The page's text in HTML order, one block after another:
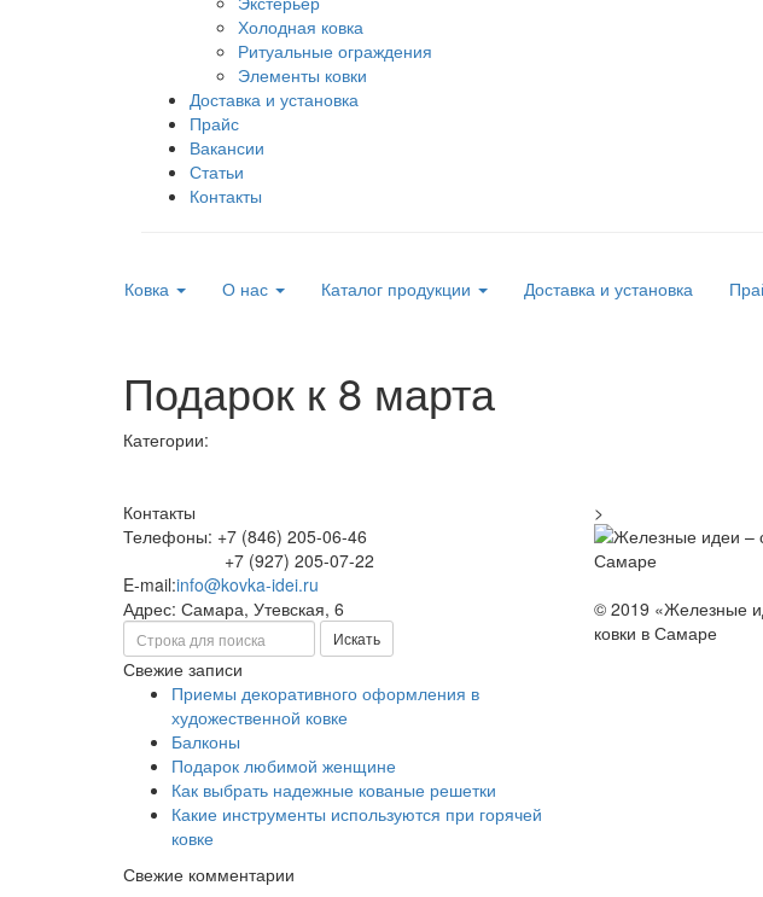
Холодная ковка
Ритуальные ограждения
Элементы ковки
Доставка и установка
Прайс
Вакансии
Статьи
Контакты
Ковка О нас Каталог продукции Доставка и установка
Подарок к 8 марта
Категории:
Контакты
Телефоны: +7 (846) 205-06-46
+7 (927) 205-07-22
E-mail:info@kovka-idei.ru
Адрес: Самара, Утевская, 6
Поиск
Искать
Свежие записи
Приемы декоративного оформления в
художественной ковке
Балконы
Подарок любимой женщине
Как выбрать надежные кованые решетки
Какие инструменты используются при горячей
ковке
Свежие комментарии
>
© 2019 «Железные
ковки в Самаре